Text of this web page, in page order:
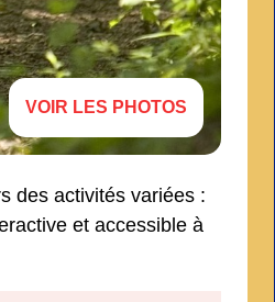
VOIR LES PHOTOS
des activités variées :
et accessible à